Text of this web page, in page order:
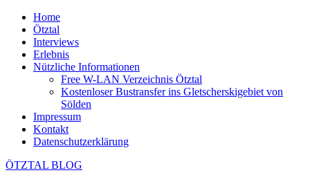
Home
Ötztal
Interviews
Erlebnis
Nützliche Informationen
Free W-LAN Verzeichnis Ötztal
Kostenloser Bustransfer ins Gletscherskigebiet von
Sölden
Impressum
Kontakt
Datenschutzerklärung
ÖTZTAL BLOG